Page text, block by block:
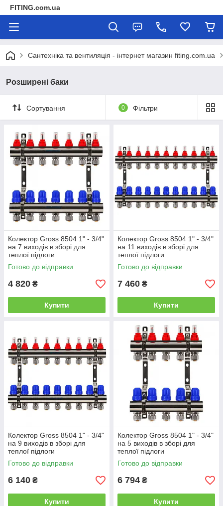
FITING.com.ua
Сантехніка та вентиляція - інтернет магазин fiting.com.ua
Розширені баки
Сортування 0 Фільтри
Колектор Gross 8504 1" - 3/4"
на 7 виходів в зборі для
теплої підлоги
Готово до відправки
4 820 ₴
Купити
Колектор Gross 8504 1" - 3/4"
на 11 виходів в зборі для
теплої підлоги
Готово до відправки
7 460 ₴
Купити
Колектор Gross 8504 1" - 3/4"
на 9 виходів в зборі для
теплої підлоги
Готово до відправки
6 140 ₴
Купити
Колектор Gross 8504 1" - 3/4"
на 5 виходів в зборі для
теплої підлоги
Готово до відправки
6 794 ₴
Купити